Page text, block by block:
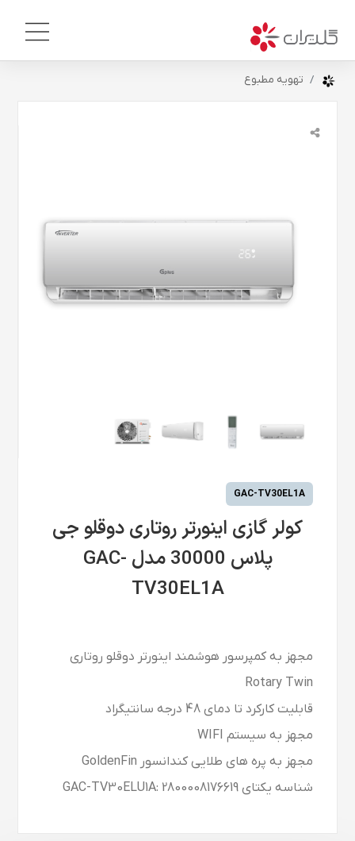
تهویه مطبوع
GAC-TV30EL1A
کولر گازی اینورتر روتاری دوقلو جی
پلاس 30000 مدل GAC-
TV30EL1A
مجهز به کمپرسور هوشمند اینورتر دوقلو روتاری
Rotary Twin
قابلیت کارکرد تا دمای 48 درجه سانتیگراد
مجهز به سیستم WIFI
مجهز به پره های طلایی کندانسور GoldenFin
شناسه یکتای GAC-TV30ELU1A: 2800008176619